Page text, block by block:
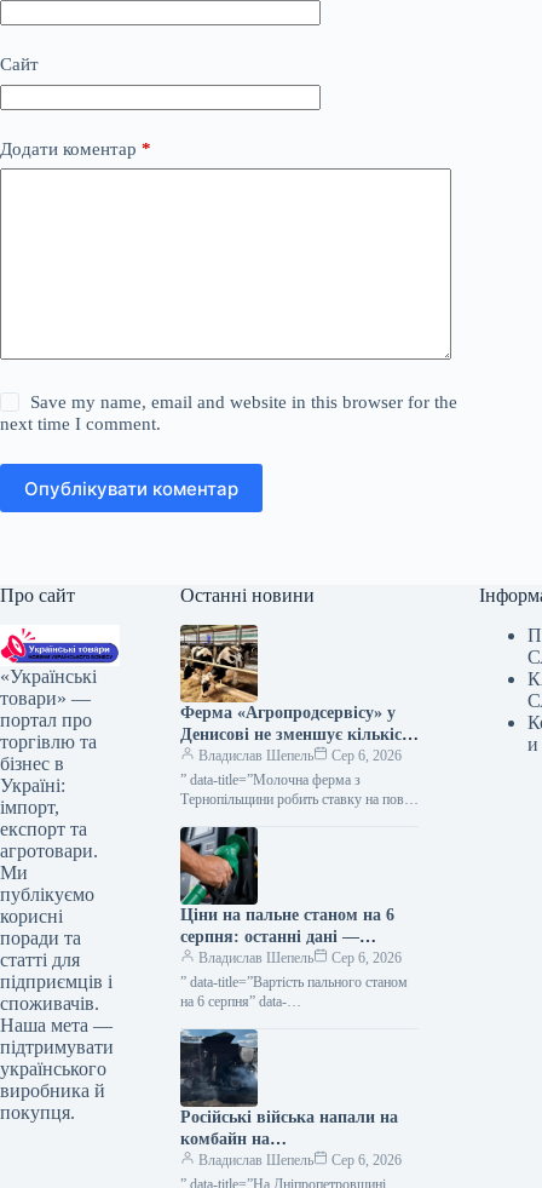
Сайт
Додати коментар *
Save my name, email and website in this browser for the
next time I comment.
Опублікувати коментар
Про сайт
«Українські
товари» —
портал про
торгівлю та
бізнес в
Україні:
імпорт,
експорт та
агротовари.
Ми
публікуємо
корисні
поради та
статті для
підприємців і
споживачів.
Наша мета —
підтримувати
українського
виробника й
покупця.
Останні новини
Ферма «Агропродсервісу» у
Денисові не зменшує кількість
корів, незважаючи на
діяльність майже без
отримання прибутку —
Владислав Шепель
Сер 6, 2026
” data-title=”Молочна ферма з
Тернопільщини робить ставку на повну
поголів’я” data-
url=”https://kurkul.com/news/41854-
molochna-ferma-z-ternopilschini-robit-
stavku-na-povnu-zapovnenist-zamist-
skorochennya-pogolivya”> Молочна
ферма з Тернопільщини робить
ставку…
Ціни на пальне станом на 6
серпня: останні дані —
КУРКУЛЬ
Владислав Шепель
Сер 6, 2026
” data-title=”Вартість пального станом
на 6 серпня” data-
tsini-na-palne-stanom-na-6-serpnya”>
Вартість пального станом на 6 серпня 6
серпня 2026 44 0 pixabay…
Російські війська напали на
комбайн на
Дніпропетровщині: загинув
фермер — КУРКУЛЬ
Владислав Шепель
Сер 6, 2026
” data-title=”На Дніпропетровщині
и